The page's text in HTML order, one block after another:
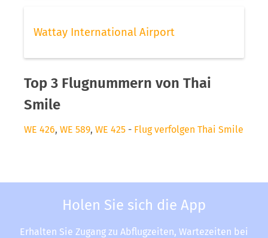
Wattay International Airport
Top 3 Flugnummern von Thai
Smile
WE 426, WE 589, WE 425 - Flug verfolgen Thai Smile
Holen Sie sich die App
Erhalten Sie Zugang zu Abflugzeiten, Wartezeiten bei